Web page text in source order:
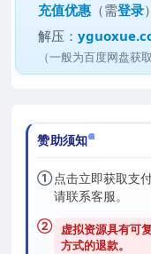
充值优惠 （需登录
解压：
（一般为百度网盘获取
赞助须知
①点击立即获取支
请联系客服。
② 虚拟资源具有可
方式的退款。